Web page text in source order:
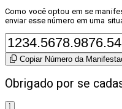
Como você optou em se
enviar esse número em uma
Copiar Número da
Obrigado por se